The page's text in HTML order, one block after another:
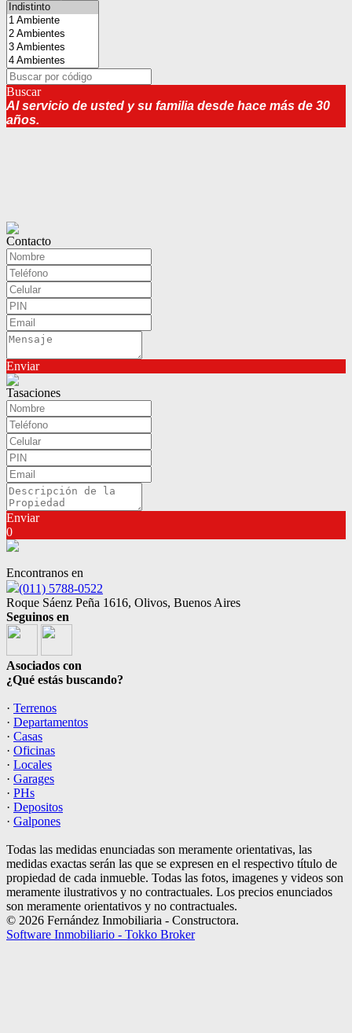
Buscar
Al servicio de usted y su familia desde hace más de 30
años.
Contacto
Enviar
Tasaciones
Enviar
0
Encontranos en
(011) 5788-0522
Roque Sáenz Peña 1616, Olivos, Buenos Aires
Seguinos en
Asociados con
¿Qué estás buscando?
· Terrenos
· Departamentos
· Casas
· Oficinas
· Locales
· Garages
· PHs
· Depositos
· Galpones
Todas las medidas enunciadas son meramente orientativas, las
medidas exactas serán las que se expresen en el respectivo título de
propiedad de cada inmueble. Todas las fotos, imagenes y videos son
meramente ilustrativos y no contractuales. Los precios enunciados
son meramente orientativos y no contractuales.
© 2026 Fernández Inmobiliaria - Constructora.
Software Inmobiliario - Tokko Broker